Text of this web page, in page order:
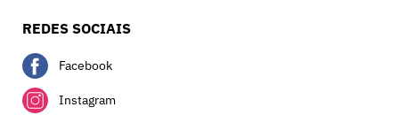
REDES SOCIAIS
Facebook
Instagram